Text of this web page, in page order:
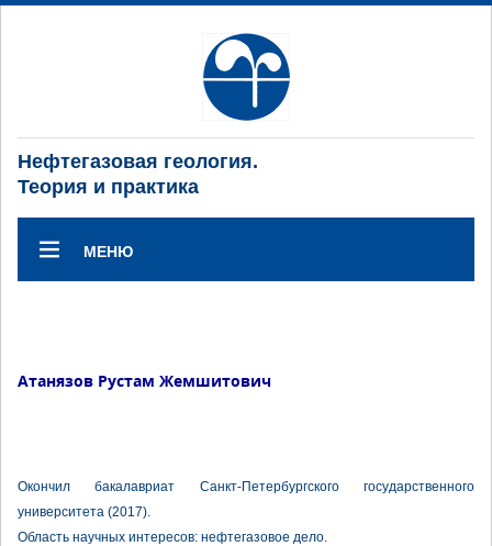
Нефтегазовая геология.
Теория и практика
МЕНЮ
Атанязов Рустам Жемшитович
Окончил бакалавриат Санкт-Петербургского государственного
университета (2017).
Область научных интересов: нефтегазовое дело.